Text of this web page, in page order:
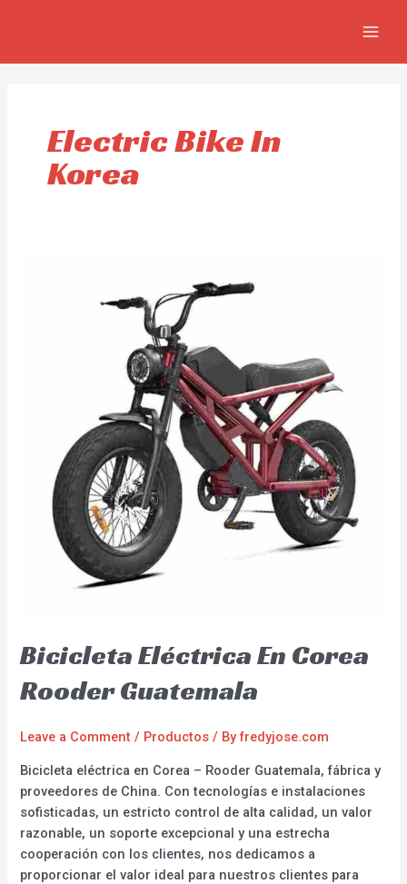
Electric Bike In
Korea
Bicicleta Eléctrica En Corea
Rooder Guatemala
Leave a Comment / Productos / Byfredyjose.com
Bicicleta eléctrica en Corea – Rooder Guatemala, fábrica y
proveedores de China. Con tecnologías e instalaciones
sofisticadas, un estricto control de alta calidad, un valor
razonable, un soporte excepcional y una estrecha
cooperación con los clientes, nos dedicamos a
proporcionar el valor ideal para nuestros clientes para